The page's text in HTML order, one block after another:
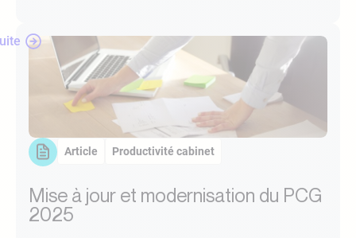
Article Productivité cabinet
Mise à jour et modernisation du PCG
2025